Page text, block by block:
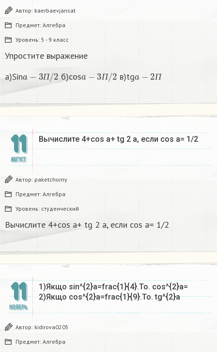
Автор: kaerbaevjansat
Предмет: Алгебра
Уровень: 5 - 9 класс
Упростите выражение
a)Sin
П
П/2 б)cos П
П/2 в)tg П
П
11
АВГУСТ
Вычислите 4+cos a+ tg 2 a, если cos a= 1/2
Автор: paketchorny
Предмет: Алгебра
Уровень: студенческий
Вычислите 4+cos a+ tg 2 a, если cos a= 1/2
11
НОЯБРЬ
1)Якщо sin^{2}a=frac{1}{4}.To. cos^{2}a=
2)Якщо cos^{2}a=frac{1}{9}.To. tg^{2}a
Автор: kidirova0205
Предмет: Алгебра